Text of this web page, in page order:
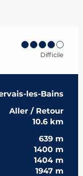
Difficile
les-Bains
Aller / Retour
10.6 km
639 m
1400 m
1404 m
1947 m